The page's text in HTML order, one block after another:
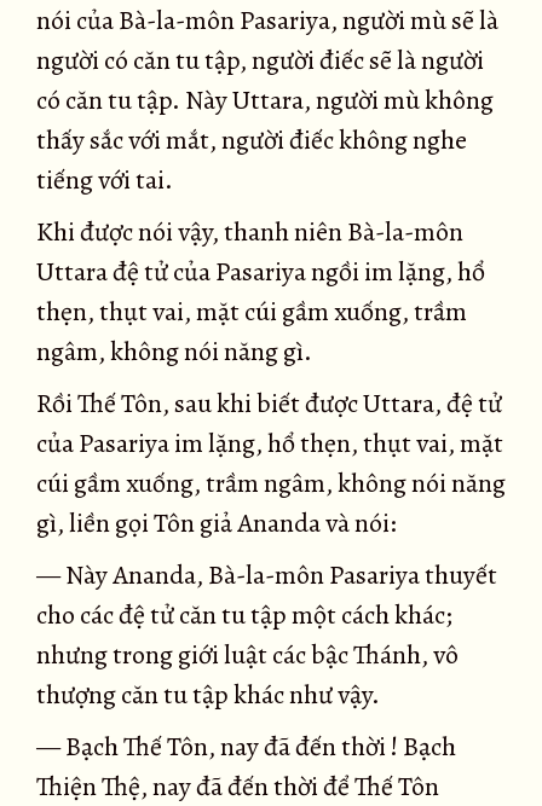
nói của Bà-la-môn Pasariya, người mù sẽ là
người có căn tu tập, người điếc sẽ là người
có căn tu tập. Này Uttara, người mù không
thấy sắc với mắt, người điếc không nghe
tiếng với tai.
Khi được nói vậy, thanh niên Bà-la-môn
Uttara đệ tử của Pasariya ngồi im lặng, hổ
thẹn, thụt vai, mặt cúi gầm xuống, trầm
ngâm, không nói năng gì.
Rồi Thế Tôn, sau khi biết được Uttara, đệ tử
của Pasariya im lặng, hổ thẹn, thụt vai, mặt
cúi gầm xuống, trầm ngâm, không nói năng
gì, liền gọi Tôn giả Ananda và nói:
— Này Ananda, Bà-la-môn Pasariya thuyết
cho các đệ tử căn tu tập một cách khác;
nhưng trong giới luật các bậc Thánh, vô
thượng căn tu tập khác như vậy.
— Bạch Thế Tôn, nay đã đến thời ! Bạch
Thiện Thệ, nay đã đến thời để Thế Tôn